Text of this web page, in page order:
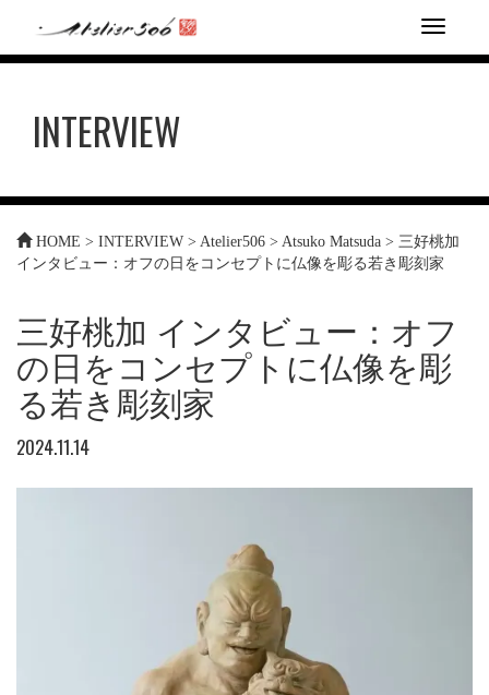
T
v
g
a
n
INTERVIEW
HOME > INTERVIEW > Atelier506 > Atsuko Matsuda > 三好桃加
インタビュー：オフの日をコンセプトに仏像を彫る若き彫刻家
三好桃加 インタビュー：オフ
の日をコンセプトに仏像を彫
る若き彫刻家
2024.11.14